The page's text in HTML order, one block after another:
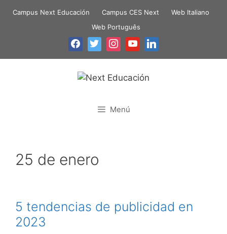
Campus Next Educación Campus CES Next
Web Italiano
Web Português
Menú
25 de enero
5 tendencias de publicidad en
2023